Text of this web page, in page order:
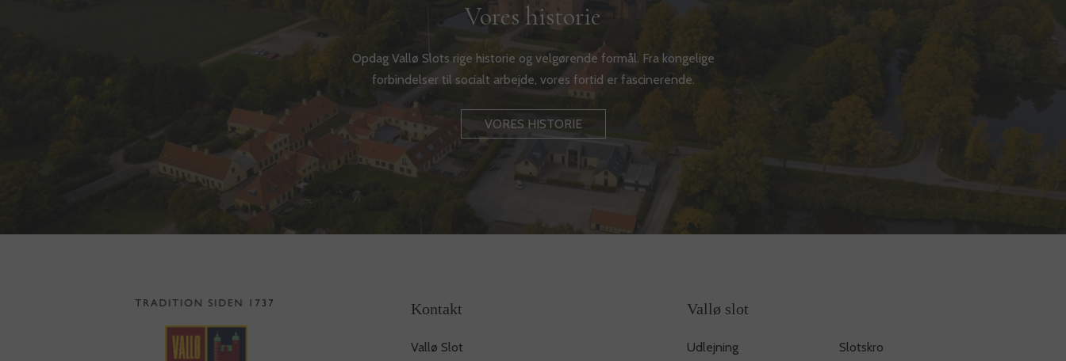
Vores historie
Opdag Vallø Slots rige historie og velgørende formål. Fra kongelige
forbindelser til socialt arbejde, vores fortid er fascinerende.
VORES HISTORIE
Kontakt
Vallø Slot
Vallø slot
Udlejning Slotskro